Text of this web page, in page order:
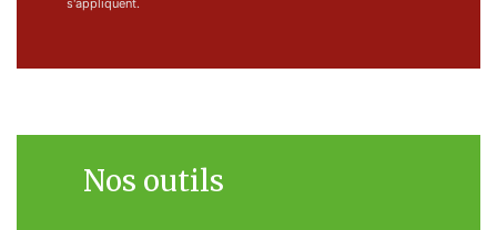
s'appliquent.
Nos outils